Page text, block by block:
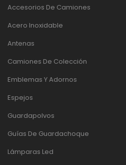
Accesorios De Camiones
Acero Inoxidable
Antenas
Camiones De Colección
Emblemas Y Adornos
Espejos
Guardapolvos
Guías De Guardachoque
Lámparas Led